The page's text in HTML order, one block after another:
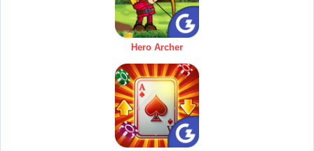
Hero Archer